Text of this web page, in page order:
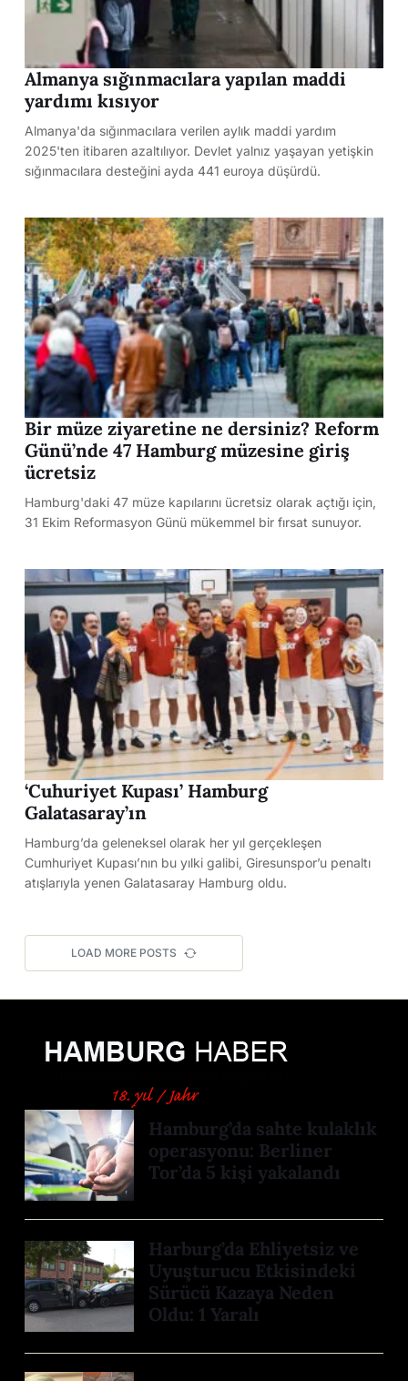
Almanya sığınmacılara yapılan maddi
yardımı kısıyor
Almanya'da sığınmacılara verilen aylık maddi yardım
2025'ten itibaren azaltılıyor. Devlet yalnız yaşayan yetişkin
sığınmacılara desteğini ayda 441 euroya düşürdü.
Bir müze ziyaretine ne dersiniz? Reform
Günü’nde 47 Hamburg müzesine giriş
ücretsiz
Hamburg'daki 47 müze kapılarını ücretsiz olarak açtığı için,
31 Ekim Reformasyon Günü mükemmel bir fırsat sunuyor.
‘Cuhuriyet Kupası’ Hamburg
Galatasaray’ın
Hamburg’da geleneksel olarak her yıl gerçekleşen
Cumhuriyet Kupası’nın bu yılki galibi, Giresunspor’u penaltı
atışlarıyla yenen Galatasaray Hamburg oldu.
LOAD MORE POSTS
Hamburg’da sahte kulaklık
operasyonu: Berliner
Tor’da 5 kişi yakalandı
Harburg’da Ehliyetsiz ve
Uyuşturucu Etkisindeki
Sürücü Kazaya Neden
Oldu: 1 Yaralı